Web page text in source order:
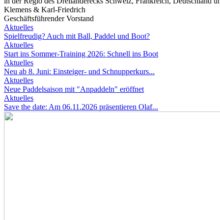
Klemens & Karl-Friedrich
Geschäftsführender Vorstand
Aktuelles
Spielfreudig? Auch mit Ball, Paddel und Boot?
Aktuelles
Start ins Sommer-Training 2026: Schnell ins Boot
Aktuelles
Neu ab 8. Juni: Einsteiger- und Schnupperkurs...
Aktuelles
Neue Paddelsaison mit "Anpaddeln" eröffnet
Aktuelles
Save the date: Am 06.11.2026 präsentieren Olaf...